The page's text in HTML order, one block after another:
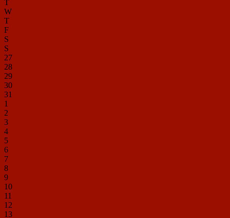
T
W
T
F
S
S
27
28
29
30
31
1
2
3
4
5
6
7
8
9
10
11
12
13